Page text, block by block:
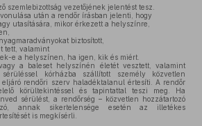
szemlebizottság vezetőjének jelentést tesz.
után a rendőr írásban jelenti, hogy
utasítására, mikor érkezett a helyszínre,
biztosított,
tett, valamint
e a helyszínen, ha igen, kik és miért.
a baleset helyszínén életét vesztett, valamint
kórházba szállított személy közvetlen
eljáró rendőri szerv haladéktalanul értesíti. A rendőr
körültekintéssel és tapintattal teszi meg. Ha
sérülést, a rendőrség – közvetlen hozzátartozó
annak sikertelensége esetén az illetékes
is megkísérli.